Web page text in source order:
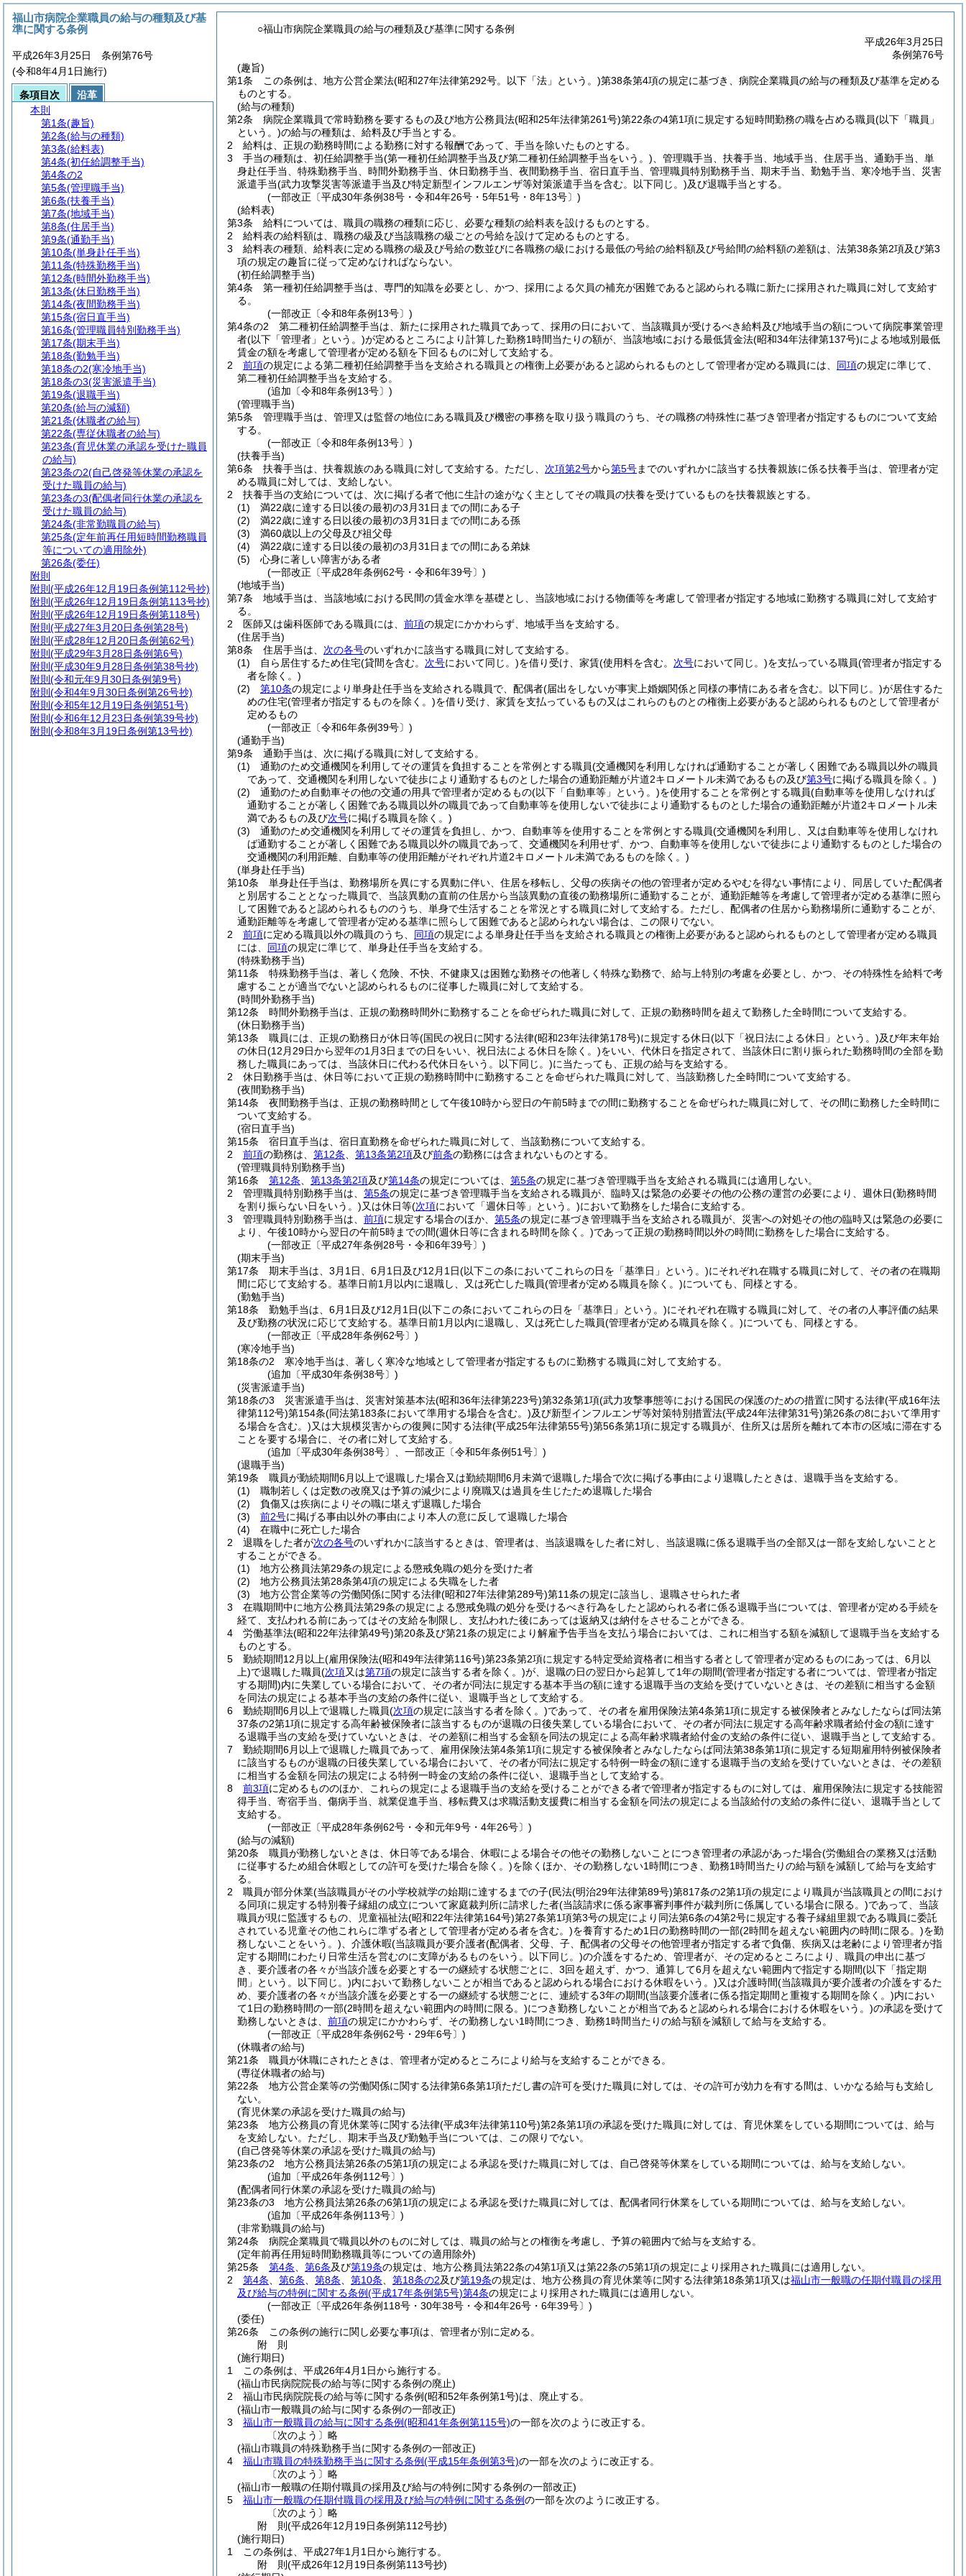
○福山市病院企業職員の給与の種類及び基準に関する条例
平成26年3月25日
条例第76号
(趣旨)
第1条
この条例は、地方公営企業法(昭和27年法律第292号。以下「法」という。)第38条第4項の規定に基づき、病院企業職員の給与の種類及び基準を定める
ものとする。
(給与の種類)
第2条
病院企業職員で常時勤務を要するもの及び地方公務員法(昭和25年法律第261号)第22条の4第1項に規定する短時間勤務の職を占める職員(以下「職員」
という。)の給与の種類は、給料及び手当とする。
2
給料は、正規の勤務時間による勤務に対する報酬であって、手当を除いたものとする。
3
手当の種類は、初任給調整手当(第一種初任給調整手当及び第二種初任給調整手当をいう。) 、管理職手当、扶養手当、地域手当、住居手当、通勤手当、単
身赴任手当、特殊勤務手当、時間外勤務手当、休日勤務手当、夜間勤務手当、宿日直手当、管理職員特別勤務手当、期末手当、勤勉手当、寒冷地手当、災害
派遣手当(武力攻撃災害等派遣手当及び特定新型インフルエンザ等対策派遣手当を含む。以下同じ。)及び退職手当とする。
(一部改正〔平成30年条例38号・令和4年26号・5年51号・8年13号〕)
(給料表)
第3条
給料については、職員の職務の種類に応じ、必要な種類の給料表を設けるものとする。
2
給料表の給料額は、職務の級及び当該職務の級ごとの号給を設けて定めるものとする。
3
給料表の種類、給料表に定める職務の級及び号給の数並びに各職務の級における最低の号給の給料額及び号給間の給料額の差額は、法第38条第2項及び第3
項の規定の趣旨に従って定めなければならない。
(初任給調整手当)
第4条
第一種初任給調整手当は、専門的知識を必要とし、かつ、採用による欠員の補充が困難であると認められる職に新たに採用された職員に対して支給す
る。
(一部改正〔令和8年条例13号〕)
第4条の2
第二種初任給調整手当は、新たに採用された職員であって、採用の日において、当該職員が受けるべき給料及び地域手当の額について病院事業管理
者(以下「管理者」という。)が定めるところにより計算した勤務1時間当たりの額が、当該地域における最低賃金法(昭和34年法律第137号)による地域別最低
賃金の額を考慮して管理者が定める額を下回るものに対して支給する。
2
前項の規定による第二種初任給調整手当を支給される職員との権衡上必要があると認められるものとして管理者が定める職員には、 同項の規定に準じて、
第二種初任給調整手当を支給する。
(追加〔令和8年条例13号〕)
(管理職手当)
第5条
管理職手当は、管理又は監督の地位にある職員及び機密の事務を取り扱う職員のうち、その職務の特殊性に基づき管理者が指定するものについて支給
する。
(一部改正〔令和8年条例13号〕)
(扶養手当)
第6条
扶養手当は、扶養親族のある職員に対して支給する。 ただし、 次項第2号から第5号までのいずれかに該当する扶養親族に係る扶養手当は、管理者が定
める職員に対しては、支給しない。
2
扶養手当の支給については、次に掲げる者で他に生計の途がなく主としてその職員の扶養を受けているものを扶養親族とする。
(1)
満22歳に達する日以後の最初の3月31日までの間にある子
(2)
満22歳に達する日以後の最初の3月31日までの間にある孫
(3)
満60歳以上の父母及び祖父母
(4)
満22歳に達する日以後の最初の3月31日までの間にある弟妹
(5)
心身に著しい障害がある者
(一部改正〔平成28年条例62号・令和6年39号〕)
(地域手当)
第7条
地域手当は、当該地域における民間の賃金水準を基礎とし、当該地域における物価等を考慮して管理者が指定する地域に勤務する職員に対して支給す
る。
2
医師又は歯科医師である職員には、 前項の規定にかかわらず、地域手当を支給する。
(住居手当)
第8条
住居手当は、 次の各号のいずれかに該当する職員に対して支給する。
(1)
自ら居住するため住宅(貸間を含む。 次号において同じ。)を借り受け、家賃(使用料を含む。 次号において同じ。)を支払っている職員(管理者が指定する
者を除く。)
(2)
第10条の規定により単身赴任手当を支給される職員で、配偶者(届出をしないが事実上婚姻関係と同様の事情にある者を含む。以下同じ。)が居住するた
めの住宅(管理者が指定するものを除く。)を借り受け、家賃を支払っているもの又はこれらのものとの権衡上必要があると認められるものとして管理者が
定めるもの
(一部改正〔令和6年条例39号〕)
(通勤手当)
第9条
通勤手当は、次に掲げる職員に対して支給する。
(1)
通勤のため交通機関を利用してその運賃を負担することを常例とする職員(交通機関を利用しなければ通勤することが著しく困難である職員以外の職員
であって、交通機関を利用しないで徒歩により通勤するものとした場合の通勤距離が片道2キロメートル未満であるもの及び第3号に掲げる職員を除く。)
(2)
通勤のため自動車その他の交通の用具で管理者が定めるもの(以下「自動車等」という。)を使用することを常例とする職員(自動車等を使用しなければ
通勤することが著しく困難である職員以外の職員であって自動車等を使用しないで徒歩により通勤するものとした場合の通勤距離が片道2キロメートル未
満であるもの及び次号に掲げる職員を除く。)
(3)
通勤のため交通機関を利用してその運賃を負担し、かつ、自動車等を使用することを常例とする職員(交通機関を利用し、又は自動車等を使用しなけれ
ば通勤することが著しく困難である職員以外の職員であって、交通機関を利用せず、かつ、自動車等を使用しないで徒歩により通勤するものとした場合の
交通機関の利用距離、自動車等の使用距離がそれぞれ片道2キロメートル未満であるものを除く。)
(単身赴任手当)
第10条
単身赴任手当は、勤務場所を異にする異動に伴い、住居を移転し、父母の疾病その他の管理者が定めるやむを得ない事情により、同居していた配偶者
と別居することとなった職員で、当該異動の直前の住居から当該異動の直後の勤務場所に通勤することが、通勤距離等を考慮して管理者が定める基準に照ら
して困難であると認められるもののうち、単身で生活することを常況とする職員に対して支給する。 ただし、配偶者の住居から勤務場所に通勤することが、
通勤距離等を考慮して管理者が定める基準に照らして困難であると認められない場合は、この限りでない。
2
前項に定める職員以外の職員のうち、 同項の規定による単身赴任手当を支給される職員との権衡上必要があると認められるものとして管理者が定める職員
には、 同項の規定に準じて、単身赴任手当を支給する。
(特殊勤務手当)
第11条
特殊勤務手当は、著しく危険、不快、不健康又は困難な勤務その他著しく特殊な勤務で、給与上特別の考慮を必要とし、かつ、その特殊性を給料で考
慮することが適当でないと認められるものに従事した職員に対して支給する。
(時間外勤務手当)
第12条
時間外勤務手当は、正規の勤務時間外に勤務することを命ぜられた職員に対して、正規の勤務時間を超えて勤務した全時間について支給する。
(休日勤務手当)
第13条
職員には、正規の勤務日が休日等(国民の祝日に関する法律(昭和23年法律第178号)に規定する休日(以下「祝日法による休日」という。)及び年末年始
の休日(12月29日から翌年の1月3日までの日をいい、祝日法による休日を除く。)をいい、代休日を指定されて、当該休日に割り振られた勤務時間の全部を勤
務した職員にあっては、当該休日に代わる代休日をいう。以下同じ。)に当たっても、正規の給与を支給する。
2
休日勤務手当は、休日等において正規の勤務時間中に勤務することを命ぜられた職員に対して、当該勤務した全時間について支給する。
(夜間勤務手当)
第14条
夜間勤務手当は、正規の勤務時間として午後10時から翌日の午前5時までの間に勤務することを命ぜられた職員に対して、その間に勤務した全時間に
ついて支給する。
(宿日直手当)
第15条
宿日直手当は、宿日直勤務を命ぜられた職員に対して、当該勤務について支給する。
2
前項の勤務は、 第12条 第13条第2項及び前条の勤務には含まれないものとする。
(管理職員特別勤務手当)
第16条
第12条 第13条第2項及び第14条の規定については、 第5条の規定に基づき管理職手当を支給される職員には適用しない。
2
管理職員特別勤務手当は、 第5条の規定に基づき管理職手当を支給される職員が、臨時又は緊急の必要その他の公務の運営の必要により、週休日(勤務時間
を割り振らない日をいう。)又は休日等(次項において「週休日等」という。)において勤務をした場合に支給する。
3
管理職員特別勤務手当は、 前項に規定する場合のほか、 第5条の規定に基づき管理職手当を支給される職員が、災害への対処その他の臨時又は緊急の必要に
より、午後10時から翌日の午前5時までの間(週休日等に含まれる時間を除く。)であって正規の勤務時間以外の時間に勤務をした場合に支給する。
(一部改正〔平成27年条例28号・令和6年39号〕)
(期末手当)
第17条
期末手当は、3月1日、6月1日及び12月1日(以下この条においてこれらの日を「基準日」という。)にそれぞれ在職する職員に対して、その者の在職期
間に応じて支給する。 基準日前1月以内に退職し、又は死亡した職員(管理者が定める職員を除く。)についても、同様とする。
(勤勉手当)
第18条
勤勉手当は、6月1日及び12月1日(以下この条においてこれらの日を「基準日」という。)にそれぞれ在職する職員に対して、その者の人事評価の結果
及び勤務の状況に応じて支給する。 基準日前1月以内に退職し、又は死亡した職員(管理者が定める職員を除く。)についても、同様とする。
(一部改正〔平成28年条例62号〕)
(寒冷地手当)
第18条の2
寒冷地手当は、著しく寒冷な地域として管理者が指定するものに勤務する職員に対して支給する。
(追加〔平成30年条例38号〕)
(災害派遣手当)
第18条の3
災害派遣手当は、災害対策基本法(昭和36年法律第223号)第32条第1項(武力攻撃事態等における国民の保護のための措置に関する法律(平成16年法
律第112号)第154条(同法第183条において準用する場合を含む。)及び新型インフルエンザ等対策特別措置法(平成24年法律第31号)第26条の8において準用す
る場合を含む。)又は大規模災害からの復興に関する法律(平成25年法律第55号)第56条第1項に規定する職員が、住所又は居所を離れて本市の区域に滞在する
ことを要する場合に、その者に対して支給する。
(追加〔平成30年条例38号〕、一部改正〔令和5年条例51号〕)
(退職手当)
第19条
職員が勤続期間6月以上で退職した場合又は勤続期間6月未満で退職した場合で次に掲げる事由により退職したときは、退職手当を支給する。
(1)
職制若しくは定数の改廃又は予算の減少により廃職又は過員を生じたため退職した場合
(2)
負傷又は疾病によりその職に堪えず退職した場合
(3)
前2号に掲げる事由以外の事由により本人の意に反して退職した場合
(4)
在職中に死亡した場合
2
退職をした者が次の各号のいずれかに該当するときは、管理者は、当該退職をした者に対し、当該退職に係る退職手当の全部又は一部を支給しないことと
することができる。
(1)
地方公務員法第29条の規定による懲戒免職の処分を受けた者
(2)
地方公務員法第28条第4項の規定による失職をした者
(3)
地方公営企業等の労働関係に関する法律(昭和27年法律第289号)第11条の規定に該当し、退職させられた者
3
在職期間中に地方公務員法第29条の規定による懲戒免職の処分を受けるべき行為をしたと認められる者に係る退職手当については、管理者が定める手続を
経て、支払われる前にあってはその支給を制限し、支払われた後にあっては返納又は納付をさせることができる。
4
労働基準法(昭和22年法律第49号)第20条及び第21条の規定により解雇予告手当を支払う場合においては、これに相当する額を減額して退職手当を支給する
ものとする。
5
勤続期間12月以上(雇用保険法(昭和49年法律第116号)第23条第2項に規定する特定受給資格者に相当する者として管理者が定めるものにあっては、6月以
上)で退職した職員(次項又は第7項の規定に該当する者を除く。)が、退職の日の翌日から起算して1年の期間(管理者が指定する者については、管理者が指定
する期間)内に失業している場合において、その者が同法に規定する基本手当の額に達する退職手当の支給を受けていないときは、その差額に相当する金額
を同法の規定による基本手当の支給の条件に従い、退職手当として支給する。
6
勤続期間6月以上で退職した職員(次項の規定に該当する者を除く。)であって、その者を雇用保険法第4条第1項に規定する被保険者とみなしたならば同法第
37条の2第1項に規定する高年齢被保険者に該当するものが退職の日後失業している場合において、その者が同法に規定する高年齢求職者給付金の額に達す
る退職手当の支給を受けていないときは、その差額に相当する金額を同法の規定による高年齢求職者給付金の支給の条件に従い、退職手当として支給する。
7
勤続期間6月以上で退職した職員であって、雇用保険法第4条第1項に規定する被保険者とみなしたならば同法第38条第1項に規定する短期雇用特例被保険者
に該当するものが退職の日後失業している場合において、その者が同法に規定する特例一時金の額に達する退職手当の支給を受けていないときは、その差額
に相当する金額を同法の規定による特例一時金の支給の条件に従い、退職手当として支給する。
8
前3項に定めるもののほか、これらの規定による退職手当の支給を受けることができる者で管理者が指定するものに対しては、雇用保険法に規定する技能習
得手当、寄宿手当、傷病手当、就業促進手当、移転費又は求職活動支援費に相当する金額を同法の規定による当該給付の支給の条件に従い、退職手当として
支給する。
(一部改正〔平成28年条例62号・令和元年9号・4年26号〕)
(給与の減額)
第20条
職員が勤務しないときは、休日等である場合、休暇による場合その他その勤務しないことにつき管理者の承認があった場合(労働組合の業務又は活動
に従事するため組合休暇としての許可を受けた場合を除く。)を除くほか、その勤務しない1時間につき、勤務1時間当たりの給与額を減額して給与を支給す
る。
2
職員が部分休業(当該職員がその小学校就学の始期に達するまでの子(民法(明治29年法律第89号)第817条の2第1項の規定により職員が当該職員との間におけ
る同項に規定する特別養子縁組の成立について家庭裁判所に請求した者(当該請求に係る家事審判事件が裁判所に係属している場合に限る。)であって、当該
職員が現に監護するもの、児童福祉法(昭和22年法律第164号)第27条第1項第3号の規定により同法第6条の4第2号に規定する養子縁組里親である職員に委託
されている児童その他これらに準ずる者として管理者が定める者を含む。)を養育するため1日の勤務時間の一部(2時間を超えない範囲内の時間に限る。)を勤
務しないことをいう。) 、介護休暇(当該職員が要介護者(配偶者、父母、子、配偶者の父母その他管理者が指定する者で負傷、疾病又は老齢により管理者が指
定する期間にわたり日常生活を営むのに支障があるものをいう。以下同じ。)の介護をするため、管理者が、その定めるところにより、職員の申出に基づ
き、要介護者の各々が当該介護を必要とする一の継続する状態ごとに、3回を超えず、かつ、通算して6月を超えない範囲内で指定する期間(以下「指定期
間」という。以下同じ。)内において勤務しないことが相当であると認められる場合における休暇をいう。)又は介護時間(当該職員が要介護者の介護をするた
め、要介護者の各々が当該介護を必要とする一の継続する状態ごとに、連続する3年の期間(当該要介護者に係る指定期間と重複する期間を除く。)内におい
て1日の勤務時間の一部(2時間を超えない範囲内の時間に限る。)につき勤務しないことが相当であると認められる場合における休暇をいう。)の承認を受けて
勤務しないときは、 前項の規定にかかわらず、その勤務しない1時間につき、勤務1時間当たりの給与額を減額して給与を支給する。
(一部改正〔平成28年条例62号・29年6号〕)
(休職者の給与)
第21条
職員が休職にされたときは、管理者が定めるところにより給与を支給することができる。
(専従休職者の給与)
第22条
地方公営企業等の労働関係に関する法律第6条第1項ただし書の許可を受けた職員に対しては、その許可が効力を有する間は、いかなる給与も支給し
ない。
(育児休業の承認を受けた職員の給与)
第23条
地方公務員の育児休業等に関する法律(平成3年法律第110号)第2条第1項の承認を受けた職員に対しては、育児休業をしている期間については、給与
を支給しない。 ただし、期末手当及び勤勉手当については、この限りでない。
(自己啓発等休業の承認を受けた職員の給与)
第23条の2
地方公務員法第26条の5第1項の規定による承認を受けた職員に対しては、自己啓発等休業をしている期間については、給与を支給しない。
(追加〔平成26年条例112号〕)
(配偶者同行休業の承認を受けた職員の給与)
第23条の3
地方公務員法第26条の6第1項の規定による承認を受けた職員に対しては、配偶者同行休業をしている期間については、給与を支給しない。
(追加〔平成26年条例113号〕)
(非常勤職員の給与)
第24条
病院企業職員で職員以外のものに対しては、職員の給与との権衡を考慮し、予算の範囲内で給与を支給する。
(定年前再任用短時間勤務職員等についての適用除外)
第25条
第4条 第6条及び第19条の規定は、地方公務員法第22条の4第1項又は第22条の5第1項の規定により採用された職員には適用しない。
2
第4条 第6条 第8条 第10条 第18条の2及び第19条の規定は、地方公務員の育児休業等に関する法律第18条第1項又は福山市一般職の任期付職員の採用
及び給与の特例に関する条例(平成17年条例第5号)第4条の規定により採用された職員には適用しない。
(一部改正〔平成26年条例118号・30年38号・令和4年26号・6年39号〕)
(委任)
第26条
この条例の施行に関し必要な事項は、管理者が別に定める。
附 則
(施行期日)
1
この条例は、平成26年4月1日から施行する。
(福山市民病院院長の給与等に関する条例の廃止)
2
福山市民病院院長の給与等に関する条例(昭和52年条例第1号)は、廃止する。
(福山市一般職員の給与に関する条例の一部改正)
3
福山市一般職員の給与に関する条例(昭和41年条例第115号)の一部を次のように改正する。
〔次のよう〕略
(福山市職員の特殊勤務手当に関する条例の一部改正)
4
福山市職員の特殊勤務手当に関する条例(平成15年条例第3号)の一部を次のように改正する。
〔次のよう〕略
(福山市一般職の任期付職員の採用及び給与の特例に関する条例の一部改正)
5
福山市一般職の任期付職員の採用及び給与の特例に関する条例の一部を次のように改正する。
〔次のよう〕略
附 則(平成26年12月19日条例第112号抄)
(施行期日)
1
この条例は、平成27年1月1日から施行する。
附 則(平成26年12月19日条例第113号抄)
福山市病院企業職員の給与の種類及び基
準に関する条例
平成26年3月25日 条例第76号
(令和8年4月1日施行)
条項目次
沿革
本則
第1条(趣旨)
第2条(給与の種類)
第3条(給料表)
第4条(初任給調整手当)
第4条の2
第5条(管理職手当)
第6条(扶養手当)
第7条(地域手当)
第8条(住居手当)
第9条(通勤手当)
第10条(単身赴任手当)
第11条(特殊勤務手当)
第12条(時間外勤務手当)
第13条(休日勤務手当)
第14条(夜間勤務手当)
第15条(宿日直手当)
第16条(管理職員特別勤務手当)
第17条(期末手当)
第18条(勤勉手当)
第18条の2(寒冷地手当)
第18条の3(災害派遣手当)
第19条(退職手当)
第20条(給与の減額)
第21条(休職者の給与)
第22条(専従休職者の給与)
第23条(育児休業の承認を受けた職員
の給与)
第23条の2(自己啓発等休業の承認を
受けた職員の給与)
第23条の3(配偶者同行休業の承認を
受けた職員の給与)
第24条(非常勤職員の給与)
第25条(定年前再任用短時間勤務職員
等についての適用除外)
第26条(委任)
附則
附則 (平成26年12月19日条例第112号抄)
附則 (平成26年12月19日条例第113号抄)
附則 (平成26年12月19日条例第118号)
附則 (平成27年3月20日条例第28号)
附則 (平成28年12月20日条例第62号)
附則 (平成29年3月28日条例第6号)
附則 (平成30年9月28日条例第38号抄)
附則 (令和元年9月30日条例第9号)
附則 (令和4年9月30日条例第26号抄)
附則 (令和5年12月19日条例第51号)
附則 (令和6年12月23日条例第39号抄)
附則 (令和8年3月19日条例第13号抄)